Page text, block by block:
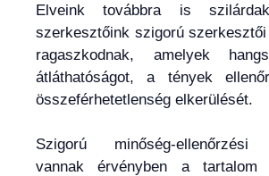
Elveink továbbra is
szerkesztőink szigorú
ragaszkodnak, amelyek
átláthatóságot, a tények
összeférhetetlenség elkerülését.
Szigorú minőség-ellenőrzési
vannak érvényben a tartalom